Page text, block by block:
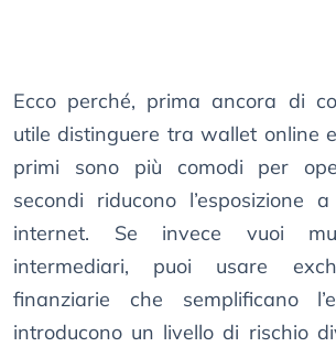
Ecco perché, prima ancora di
utile distinguere tra wallet online
primi sono più comodi per
secondi riducono l’esposizione
internet. Se invece vuoi
intermediari, puoi usare
finanziarie che semplificano
introducono un livello di rischio